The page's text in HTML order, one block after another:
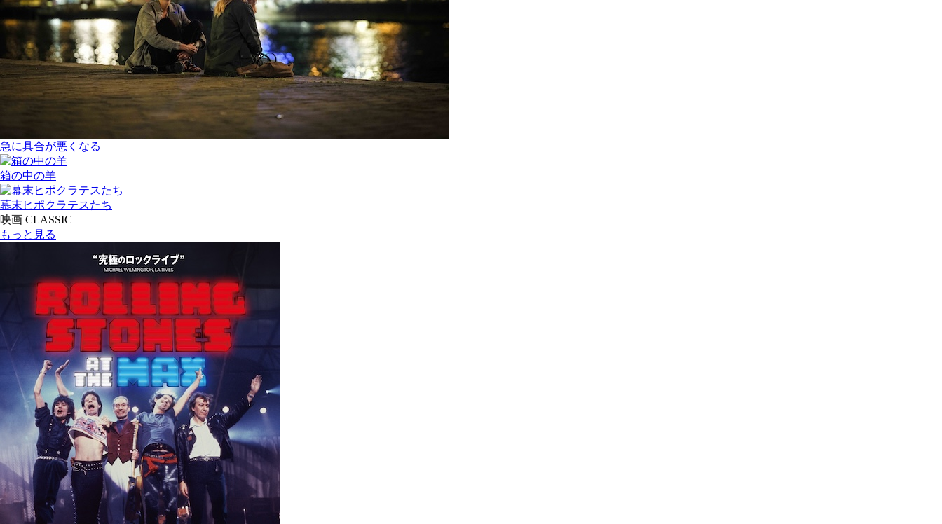
急に具合が悪くなる
箱の中の羊
幕末ヒポクラテスたち
映画 CLASSIC
もっと見る